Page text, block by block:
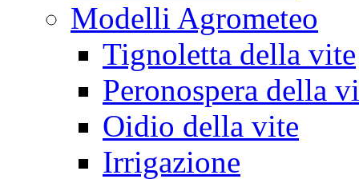
Modelli Agrometeo
Tignoletta della vite
Peronospera della
Oidio della vite
Irrigazione